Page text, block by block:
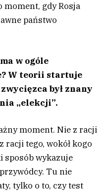
moment, gdy Rosja
państwo
w ogóle
W teorii startuje
był znany
„elekcji”.
moment. Nie z racji
racji tego, wokół kogo
sposób wykazuje
Tu nie
tylko o to, czy test